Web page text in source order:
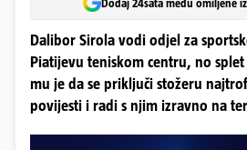
Dodaj 24sata među omiljene
Dalibor Sirola vodi odjel za
Piatijevu teniskom centru, no
mu je da se priključi stožeru
povijesti i radi s njim izravno na